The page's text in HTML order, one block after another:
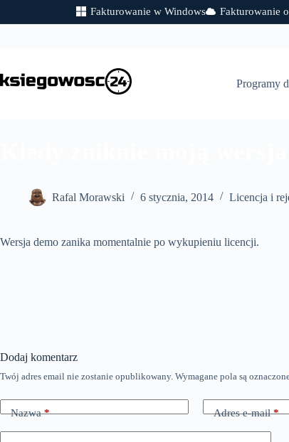
Fakturowanie w Windows Fakturowanie
Programy
Rafal Morawski 6 stycznia, 2014 Licencja i
Wersja demo zanika momentalnie po wykupieniu licencji.
Dodaj komentarz
Twój adres email nie zostanie opublikowany. Wymagane pola są
Nazwa* Adres e-mail*